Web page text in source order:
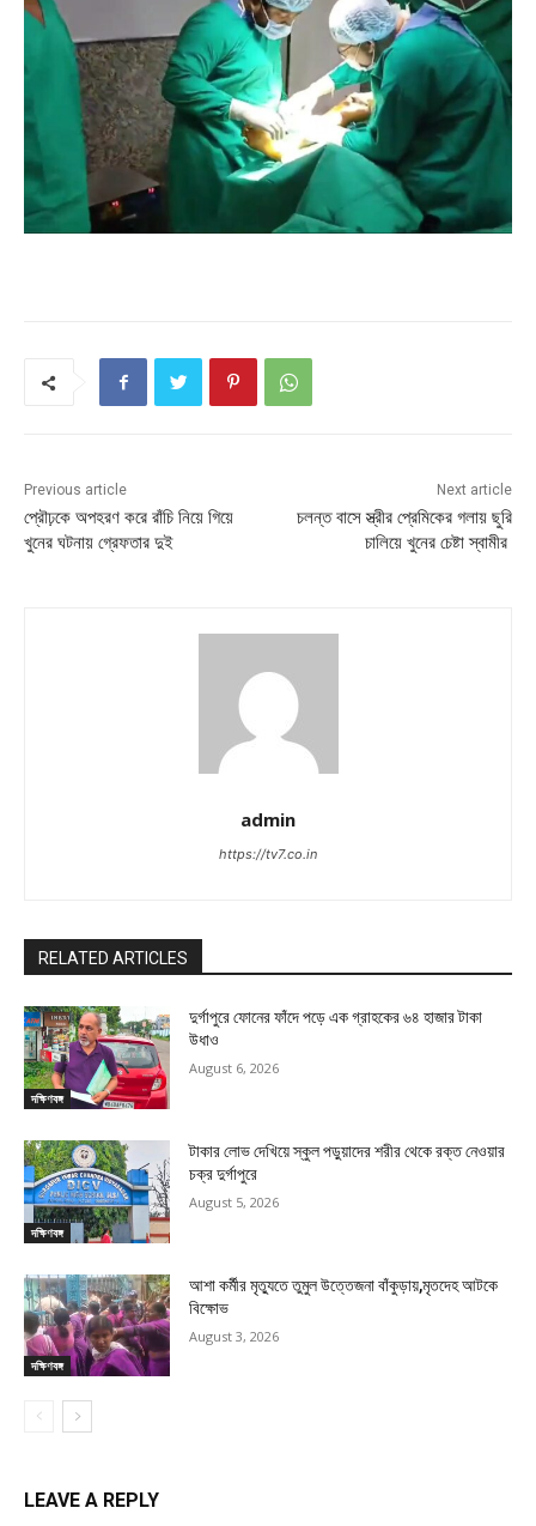
Previous article
প্রৌঢ়কে অপহরণ করে রাঁচি নিয়ে গিয়ে
খুনের ঘটনায় গ্রেফতার দুই
Next article
চলন্ত বাসে স্ত্রীর প্রেমিকের গলায় ছুরি
চালিয়ে খুনের চেষ্টা স্বামীর
admin
https://tv7.co.in
RELATED ARTICLES
দক্ষিণবঙ্গ
দুর্গাপুরে ফোনের ফাঁদে পড়ে এক গ্রাহকের ৬৪ হাজার টাকা
উধাও
August 6, 2026
দক্ষিণবঙ্গ
টাকার লোভ দেখিয়ে স্কুল পড়ুয়াদের শরীর থেকে রক্ত নেওয়ার
চক্র দুর্গাপুরে
August 5, 2026
দক্ষিণবঙ্গ
আশা কর্মীর মৃত্যুতে তুমুল উত্তেজনা বাঁকুড়ায়,মৃতদেহ আটকে
বিক্ষোভ
August 3, 2026
LEAVE A REPLY